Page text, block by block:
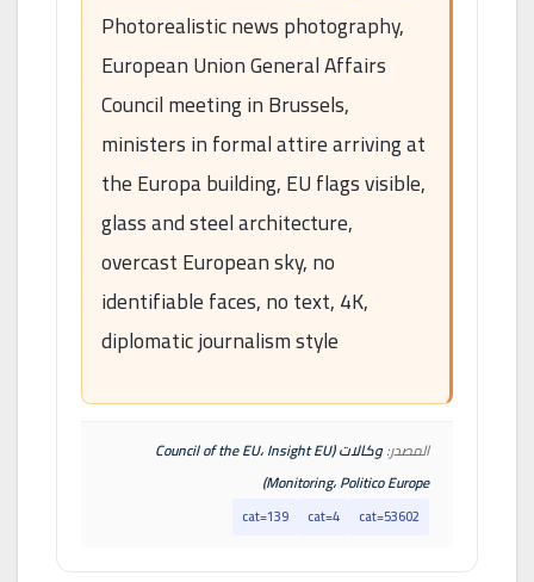
Photorealistic news photography,
European Union General Affairs
Council meeting in Brussels,
ministers in formal attire arriving at
the Europa building, EU flags visible,
glass and steel architecture,
overcast European sky, no
identifiable faces, no text, 4K,
diplomatic journalism style
المصدر:
وكالات (Council of the EU، Insight EU
Monitoring، Politico Europe)
cat=53602
cat=4
cat=139